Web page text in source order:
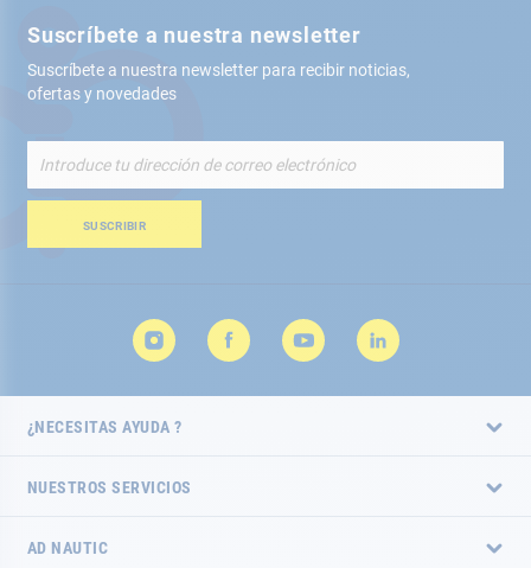
Suscríbete a nuestra newsletter
Suscríbete a nuestra newsletter para recibir noticias,
ofertas y novedades
nuestro
de
SUSCRIBIR
¿NECESITAS AYUDA ?
NUESTROS SERVICIOS
AD NAUTIC